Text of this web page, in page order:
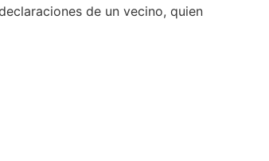
de un vecino, quien